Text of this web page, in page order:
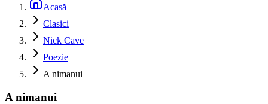
Acasă
Clasici
Nick Cave
Poezie
A nimanui
A nimanui